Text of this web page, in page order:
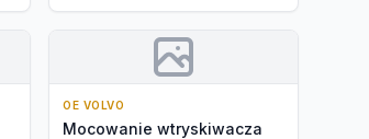
OE VOLVO
Mocowanie wtryskiwacza